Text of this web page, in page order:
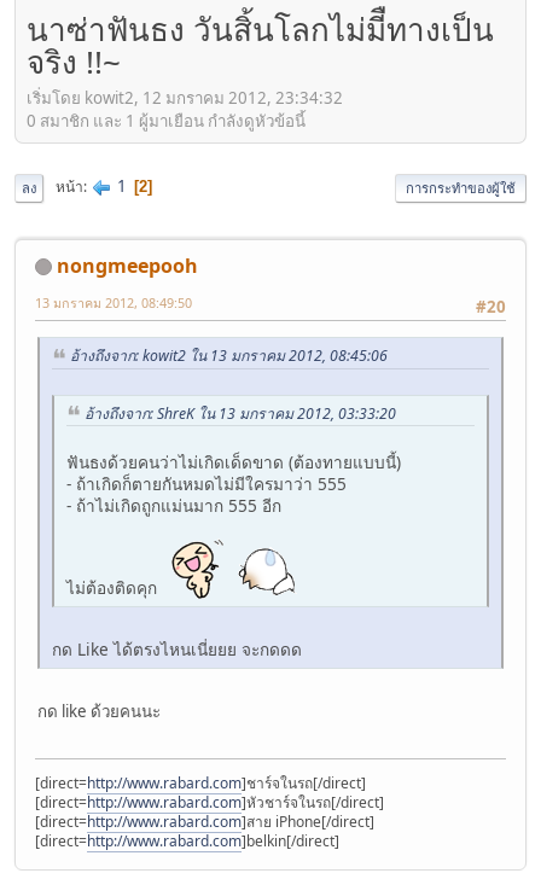
นาซ่าฟันธง วันสิ้นโลกไม่มีืทางเป็น
จริง !!~
เริ่มโดย kowit2, 12 มกราคม 2012, 23:34:32
0 สมาชิก และ 1 ผู้มาเยือน กำลังดูหัวข้อนี้
ลง หน้า 1 2 การกระทำของผู้ใช้
nongmeepooh
#20
13 มกราคม 2012, 08:49:50
อ้างถึงจาก: kowit2 ใน 13 มกราคม 2012, 08:45:06
อ้างถึงจาก: ShreK ใน 13 มกราคม 2012, 03:33:20
ฟันธงด้วยคนว่าไม่เกิดเด็ดขาด (ต้องทายแบบนี้)
- ถ้าเกิดก็ตายกันหมดไม่มีใครมาว่า 555
- ถ้าไม่เกิดถูกแม่นมาก 555 อีก
ไม่ต้องติดคุก
กด Like ได้ตรงไหนเนี่ยยย จะกดดด
กด like ด้วยคนนะ
[direct=http://www.rabard.com]ชาร์จในรถ[/direct]
[direct=http://www.rabard.com]หัวชาร์จในรถ[/direct]
[direct=http://www.rabard.com]สาย iPhone[/direct]
[direct=http://www.rabard.com]belkin[/direct]